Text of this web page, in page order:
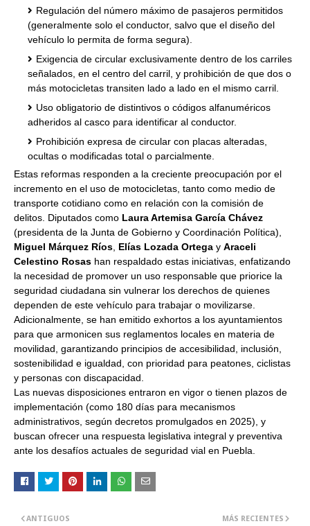
Regulación del número máximo de pasajeros permitidos
(generalmente solo el conductor, salvo que el diseño del
vehículo lo permita de forma segura).
Exigencia de circular exclusivamente dentro de los carriles
señalados, en el centro del carril, y prohibición de que dos o
más motocicletas transiten lado a lado en el mismo carril.
Uso obligatorio de distintivos o códigos alfanuméricos
adheridos al casco para identificar al conductor.
Prohibición expresa de circular con placas alteradas,
ocultas o modificadas total o parcialmente.
Estas reformas responden a la creciente preocupación por el
incremento en el uso de motocicletas, tanto como medio de
transporte cotidiano como en relación con la comisión de
delitos. Diputados como Laura Artemisa García Chávez
(presidenta de la Junta de Gobierno y Coordinación Política),
Miguel Márquez Ríos Elías Lozada Ortega y Araceli
Celestino Rosas han respaldado estas iniciativas, enfatizando
la necesidad de promover un uso responsable que priorice la
seguridad ciudadana sin vulnerar los derechos de quienes
dependen de este vehículo para trabajar o movilizarse.
Adicionalmente, se han emitido exhortos a los ayuntamientos
para que armonicen sus reglamentos locales en materia de
movilidad, garantizando principios de accesibilidad, inclusión,
sostenibilidad e igualdad, con prioridad para peatones, ciclistas
y personas con discapacidad.
Las nuevas disposiciones entraron en vigor o tienen plazos de
implementación (como 180 días para mecanismos
administrativos, según decretos promulgados en 2025), y
buscan ofrecer una respuesta legislativa integral y preventiva
ante los desafíos actuales de seguridad vial en Puebla.
MÁS RECIENTES
ANTIGUOS